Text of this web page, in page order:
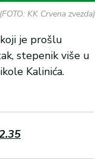
KK Crvena zvezda)
je prošlu
stepenik više u
Kalinića.